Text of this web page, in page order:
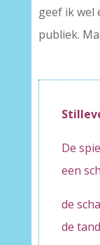
geef ik wel
publiek.
De
een
de
de